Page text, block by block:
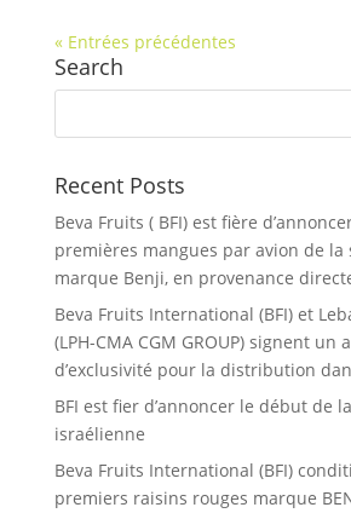
« Entrées précédentes
Search
Recent Posts
Beva Fruits ( BFI) est fière
premières mangues par avion de la
marque Benji, en provenance
Beva Fruits International (BFI) et
(LPH-CMA CGM GROUP) signent un
d’exclusivité pour la distribution
BFI est fier d’annoncer le début de
israélienne
Beva Fruits International (BFI)
premiers raisins rouges marque